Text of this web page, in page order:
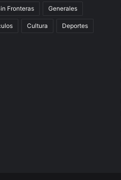
Fronteras Generales
Cultura Deportes